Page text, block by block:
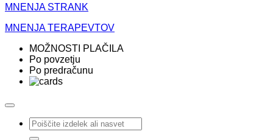
MNENJA STRANK
MNENJA TERAPEVTOV
MOŽNOSTI PLAČILA
Po povzetju
Po predračunu
Išči: